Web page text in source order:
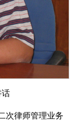
话
律师管理业务